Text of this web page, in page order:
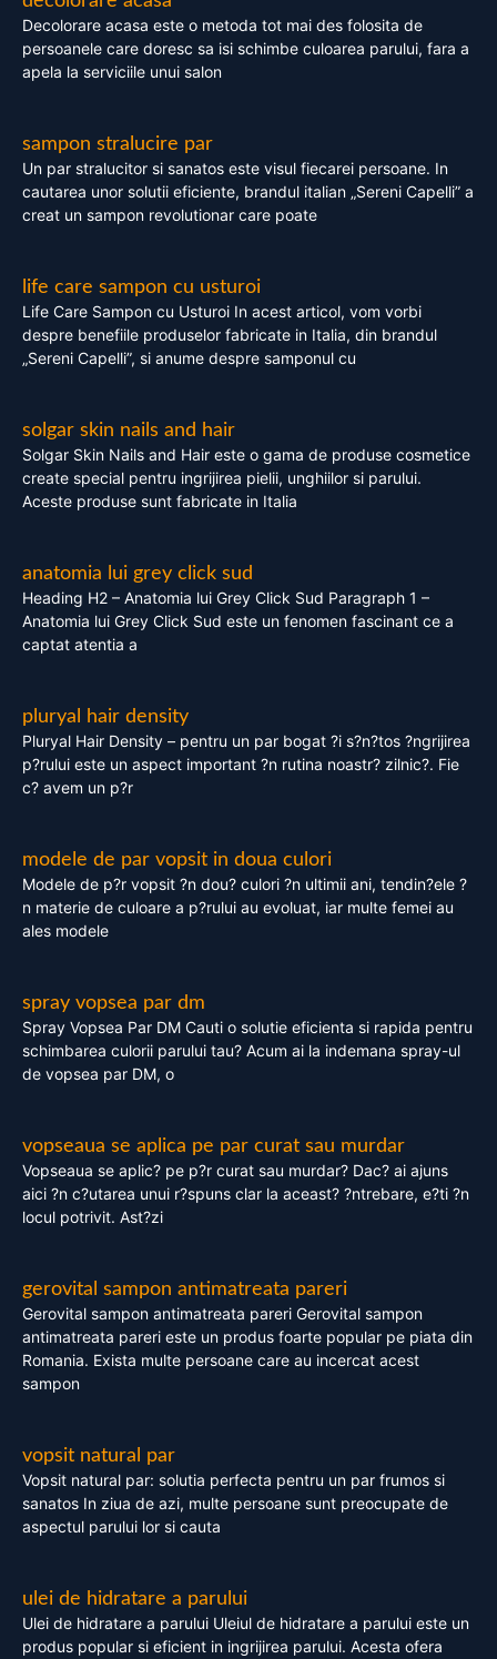
Decolorare acasa este o metoda tot mai des folosita de
persoanele care doresc sa isi schimbe culoarea parului, fara a
apela la serviciile unui salon
sampon stralucire par
Un par stralucitor si sanatos este visul fiecarei persoane. In
cautarea unor solutii eficiente, brandul italian „Sereni Capelli” a
creat un sampon revolutionar care poate
life care sampon cu usturoi
Life Care Sampon cu Usturoi In acest articol, vom vorbi
despre benefiile produselor fabricate in Italia, din brandul
„Sereni Capelli”, si anume despre samponul cu
solgar skin nails and hair
Solgar Skin Nails and Hair este o gama de produse cosmetice
create special pentru ingrijirea pielii, unghiilor si parului.
Aceste produse sunt fabricate in Italia
anatomia lui grey click sud
Heading H2 – Anatomia lui Grey Click Sud Paragraph 1 –
Anatomia lui Grey Click Sud este un fenomen fascinant ce a
captat atentia a
pluryal hair density
Pluryal Hair Density – pentru un par bogat ?i s?n?tos ?ngrijirea
p?rului este un aspect important ?n rutina noastr? zilnic?. Fie
c? avem un p?r
modele de par vopsit in doua culori
Modele de p?r vopsit ?n dou? culori ?n ultimii ani, tendin?ele ?
n materie de culoare a p?rului au evoluat, iar multe femei au
ales modele
spray vopsea par dm
Spray Vopsea Par DM Cauti o solutie eficienta si rapida pentru
schimbarea culorii parului tau? Acum ai la indemana spray-ul
de vopsea par DM, o
vopseaua se aplica pe par curat sau murdar
Vopseaua se aplic? pe p?r curat sau murdar? Dac? ai ajuns
aici ?n c?utarea unui r?spuns clar la aceast? ?ntrebare, e?ti ?n
locul potrivit. Ast?zi
gerovital sampon antimatreata pareri
Gerovital sampon antimatreata pareri Gerovital sampon
antimatreata pareri este un produs foarte popular pe piata din
Romania. Exista multe persoane care au incercat acest
sampon
vopsit natural par
Vopsit natural par: solutia perfecta pentru un par frumos si
sanatos In ziua de azi, multe persoane sunt preocupate de
aspectul parului lor si cauta
ulei de hidratare a parului
Ulei de hidratare a parului Uleiul de hidratare a parului este un
produs popular si eficient in ingrijirea parului. Acesta ofera